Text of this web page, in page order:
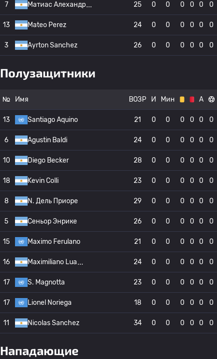
7 Матиас Алехандр 25 0 0 0 0 0 0
13 Mateo Perez 24 0 0 0 0 0 0
3 Ayrton Sanchez 26 0 0 0 0 0 0
Полузащитники
№ Имя ВОЗР И Мин А
13 Santiago Aquino 21 0 0 0 0 0 0
6 Agustin Baldi 24 0 0 0 0 0 0
10 Diego Becker 28 0 0 0 0 0 0
18 Kevin Colli 23 0 0 0 0 0 0
8 N. Дель Приоре 29 0 0 0 0 0 0
5 Сеньор Энрике 26 0 0 0 0 0 0
15 Maximo Ferulano 21 0 0 0 0 0 0
16 Maximiliano Lua 24 0 0 0 0 0 0
17 S. Magnotta 23 0 0 0 0 0 0
17 Lionel Noriega 18 0 0 0 0 0 0
11 Nicolas Sanchez 34 0 0 0 0 0 0
Нападающие